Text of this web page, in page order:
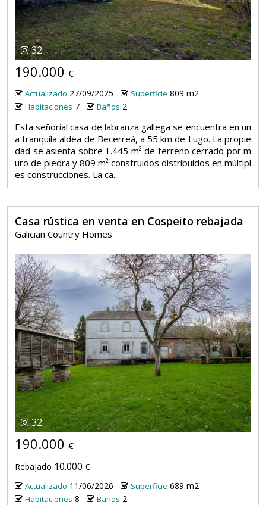
32
190.000 €
Actualizado 27/09/2025 Superficie 809 m2
Habitaciones 7 Baños 2
Esta señorial casa de labranza gallega se encuentra en un
a tranquila aldea de Becerreá, a 55 km de Lugo. La propie
dad se asienta sobre 1.445 m² de terreno cerrado por m
uro de piedra y 809 m² construidos distribuidos en múltipl
es construcciones. La ca...
Casa rústica en venta en Cospeito rebajada
Galician Country Homes
32
190.000 €
Rebajado 10.000 €
Actualizado 11/06/2026 Superficie 689 m2
Habitaciones 8 Baños 2